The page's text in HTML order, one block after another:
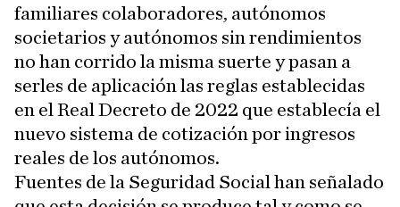
familiares colaboradores, autónomos
societarios y autónomos sin rendimientos
no han corrido la misma suerte y pasan a
serles de aplicación las reglas establecidas
en el Real Decreto de 2022 que establecía el
nuevo sistema de cotización por ingresos
reales de los autónomos.
Fuentes de la Seguridad Social han señalado